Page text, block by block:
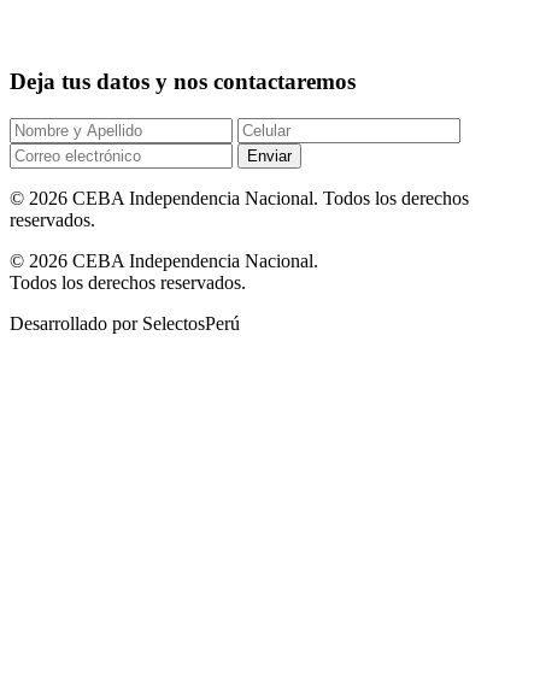
Deja tus datos y nos contactaremos
Enviar
© 2026 CEBA Independencia Nacional. Todos los derechos
reservados.
© 2026 CEBA Independencia Nacional.
Todos los derechos reservados.
Desarrollado por SelectosPerú